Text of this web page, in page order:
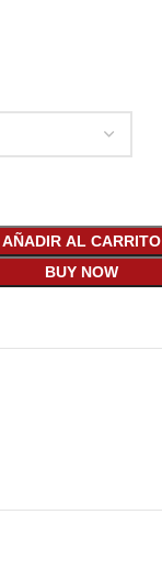
AÑADIR AL CARRITO
BUY NOW